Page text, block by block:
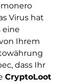
Virus hat
eine
Ihrem
dass Ihr
CryptoLoot